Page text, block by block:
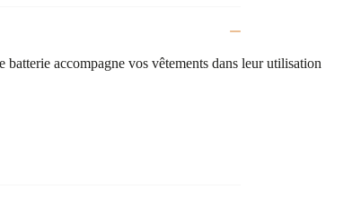
accompagne vos vêtements dans leur utilisation